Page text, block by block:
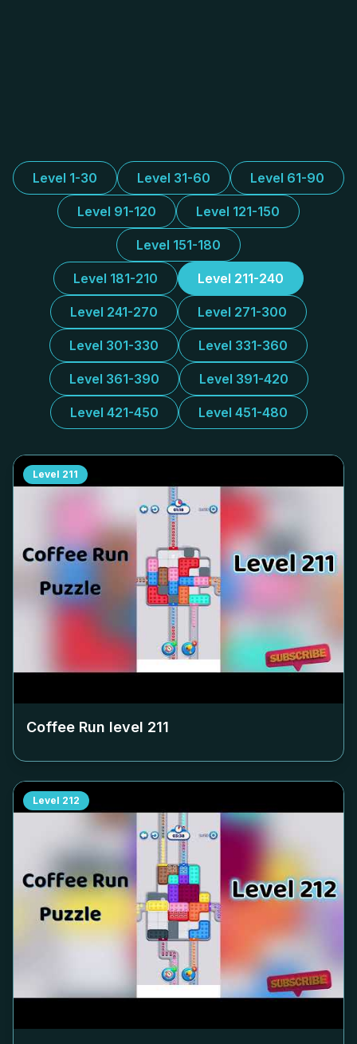
Level 1-30 Level 31-60 Level 61-90
Level 91-120 Level 121-150
Level 151-180
Level 181-210 Level 211-240
Level 241-270 Level 271-300
Level 301-330 Level 331-360
Level 361-390 Level 391-420
Level 421-450 Level 451-480
Level 211
Coffee Run level 211
Level 212